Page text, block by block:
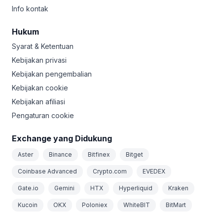
Info kontak
Hukum
Syarat & Ketentuan
Kebijakan privasi
Kebijakan pengembalian
Kebijakan cookie
Kebijakan afiliasi
Pengaturan cookie
Exchange yang Didukung
Aster Binance Bitfinex Bitget
Coinbase Advanced Crypto.com EVEDEX
Gate.io Gemini HTX Hyperliquid Kraken
Kucoin OKX Poloniex WhiteBIT BitMart